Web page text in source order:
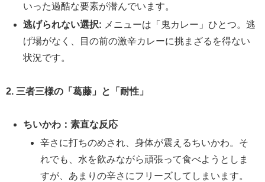
いった過酷な要素が潜んでいます。
逃げられない選択: メニューは「鬼カレー」ひとつ。逃
げ場がなく、目の前の激辛カレーに挑まざるを得ない
状況です。
2. 三者三様の「葛藤」と「耐性」
ちいかわ：素直な反応
辛さに打ちのめされ、身体が震えるちいかわ。そ
れでも、水を飲みながら頑張って食べようとしま
すが、あまりの辛さにフリーズしてしまいます。